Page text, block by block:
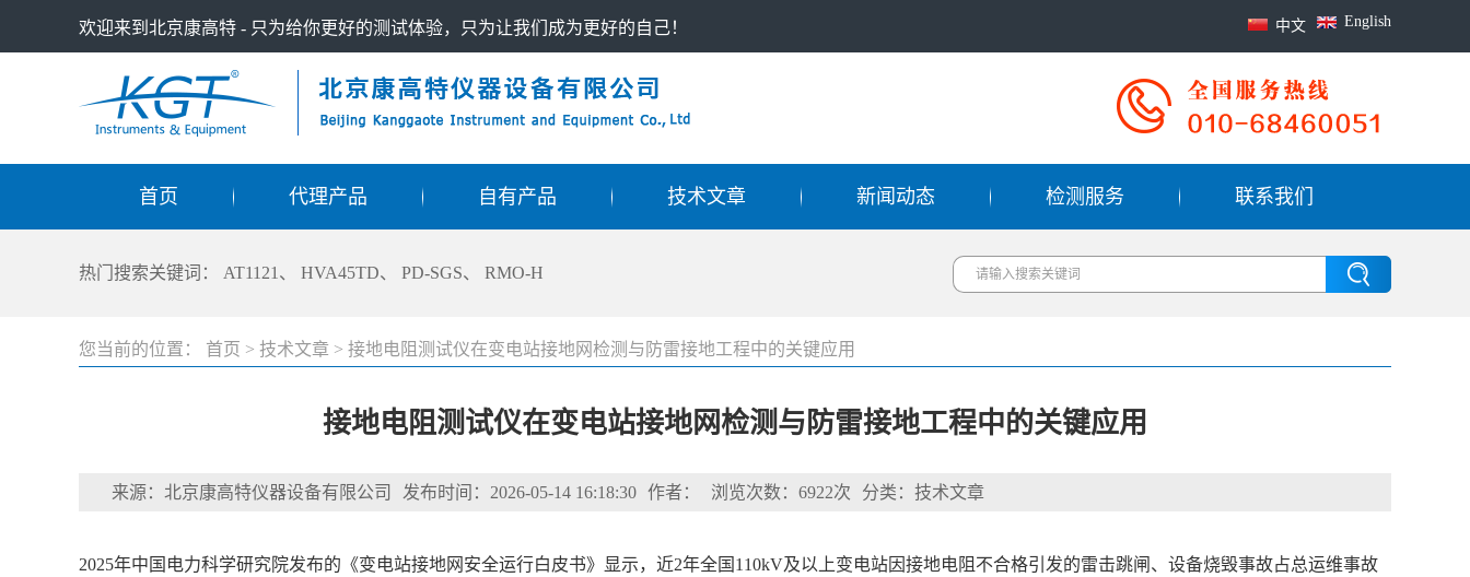
欢迎来到北京康高特 - 只为给你更好的测试体验，只为让我们成为更好的自己！ English
中文
首页 代理产品 自有产品 技术文章 新闻动态 检测服务 联系我们
热门搜索关键词： AT1121 、 HVA45TD、 PD-SGS、 RMO-H
您当前的位置： 首页 > 技术文章 > 接地电阻测试仪在变电站接地网检测与防雷接地工程中的关键应用
接地电阻测试仪在变电站接地网检测与防雷接地工程中的关键应用
来源：北京康高特仪器设备有限公司 发布时间：2026-05-14 16:18:30 作者： 浏览次数：6922次 分类：技术文章
2025年中国电力科学研究院发布的《变电站接地网安全运行白皮书》显示，近2年全国110kV及以上变电站因接地电阻不合格引发的雷击跳闸、设备烧毁事故占总运维事故